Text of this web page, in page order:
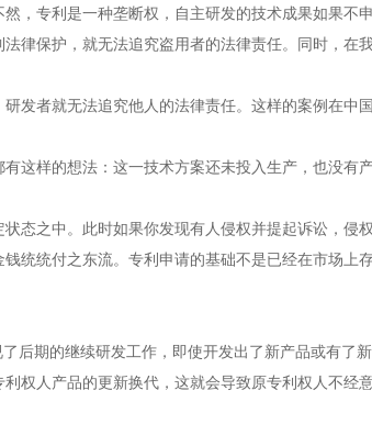
专利是一种垄断权，自主研发的技术成果如果不申
保护，就无法追究盗用者的法律责任。同时，在
者就无法追究他人的法律责任。这样的案例在中国
样的想法：这一技术方案还未投入生产，也没有
之中。此时如果你发现有人侵权并提起诉讼，侵
统付之东流。专利申请的基础不是已经在市场上
期的继续研发工作，即使开发出了新产品或有了
人产品的更新换代，这就会导致原专利权人不经